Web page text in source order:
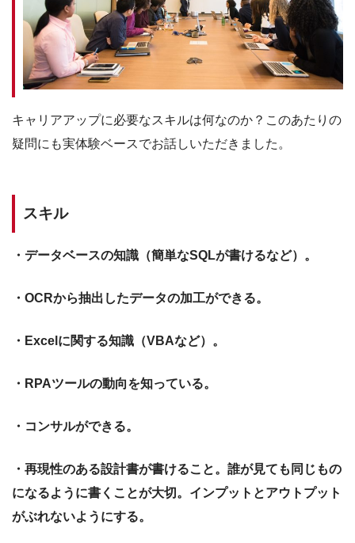
キャリアアップに必要なスキルは何なのか？このあたりの
疑問にも実体験ベースでお話しいただきました。
スキル
・データベースの知識（簡単なSQLが書けるなど）。
・OCRから抽出したデータの加工ができる。
・Excelに関する知識（VBAなど）。
・RPAツールの動向を知っている。
・コンサルができる。
・再現性のある設計書が書けること。誰が見ても同じもの
になるように書くことが大切。インプットとアウトプット
がぶれないようにする。